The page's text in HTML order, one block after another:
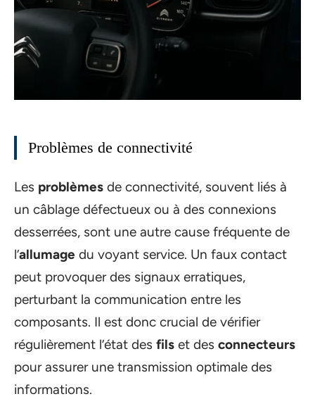
Problèmes de connectivité
Les problèmes de connectivité, souvent liés à
un câblage défectueux ou à des connexions
desserrées, sont une autre cause fréquente de
l’allumage du voyant service. Un faux contact
peut provoquer des signaux erratiques,
perturbant la communication entre les
composants. Il est donc crucial de vérifier
régulièrement l’état des fils et des connecteurs
pour assurer une transmission optimale des
informations.